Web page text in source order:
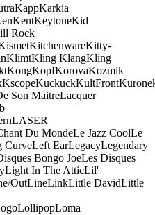
KappKarkia
KentKeytoneKid
Rock
KitchenwareKitty-
KlimtKling KlangKling
KongKopfKorovaKozmik
KscopeKuckuckKultFront
Son MaitreLacquer
LASER
Du MondeLe Jazz CoolLe
CurveLeft EarLegacyLegendary
Bongo JoeLes Disques
Light In The AtticLil'
OutLineLinkLittle DavidLittle
LollipopLoma